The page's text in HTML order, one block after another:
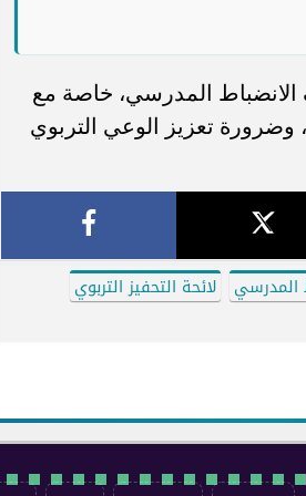
الانضباط المدرسي، خاصة مع
وضرورة تعزيز الوعي التربوي
المدرسي
لائحة التحفيز التربوي